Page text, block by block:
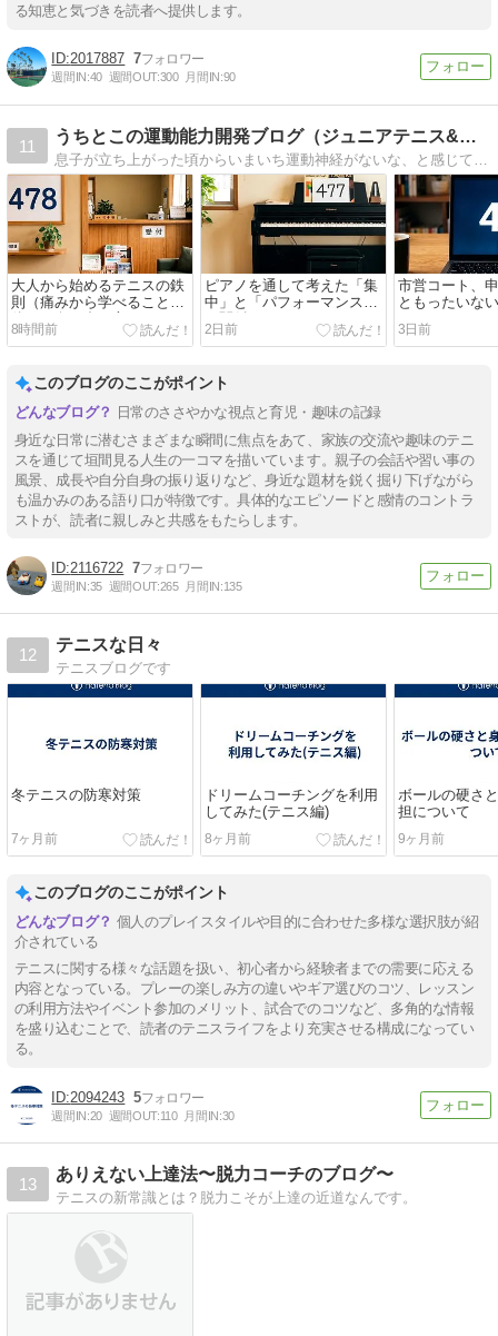
る知恵と気づきを読者へ提供します。
2017887 7
週間IN:40 週間OUT:300 月間IN:90
11
うちとこの運動能力開発ブログ（ジュニアテニス&少年野球編）
大人から始めるテニスの鉄
則（痛みから学べること、
体との向き合い方）
8時間前
ピアノを通して考えた「集
中」と「パフォーマンス」
の関係
2日前
市営コート、
ともったいない
3日前
このブログのここがポイント
日常のささやかな視点と育児・趣味の記録
身近な日常に潜むさまざまな瞬間に焦点をあて、家族の交流や趣味のテニ
スを通じて垣間見る人生の一コマを描いています。親子の会話や習い事の
風景、成長や自分自身の振り返りなど、身近な題材を鋭く掘り下げながら
も温かみのある語り口が特徴です。具体的なエピソードと感情のコントラ
ストが、読者に親しみと共感をもたらします。
2116722 7
週間IN:35 週間OUT:265 月間IN:135
12
テニスな日々
テニスブログです
冬テニスの防寒対策
7ヶ月前
ドリームコーチングを利用
してみた(テニス編)
8ヶ月前
ボールの硬さ
担について
9ヶ月前
このブログのここがポイント
個人のプレイスタイルや目的に合わせた多様な選択肢が紹
介されている
テニスに関する様々な話題を扱い、初心者から経験者までの需要に応える
内容となっている。プレーの楽しみ方の違いやギア選びのコツ、レッスン
の利用方法やイベント参加のメリット、試合でのコツなど、多角的な情報
を盛り込むことで、読者のテニスライフをより充実させる構成になってい
る。
2094243 5
週間IN:20 週間OUT:110 月間IN:30
13
ありえない上達法〜脱力コーチのブログ〜
テニスの新常識とは？脱力こそが上達の近道なんです。